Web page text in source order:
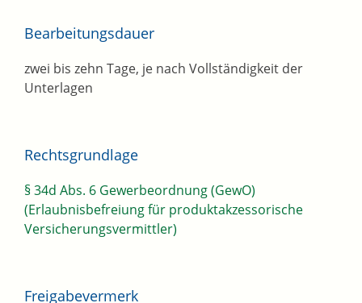
Bearbeitungsdauer
zwei bis zehn Tage, je nach Vollständigkeit der
Unterlagen
Rechtsgrundlage
§ 34d Abs. 6 Gewerbeordnung (GewO)
(Erlaubnisbefreiung für produktakzessorische
Versicherungsvermittler)
Freigabevermerk